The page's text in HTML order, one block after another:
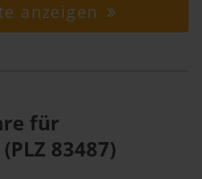
anzeigen
für
83487)